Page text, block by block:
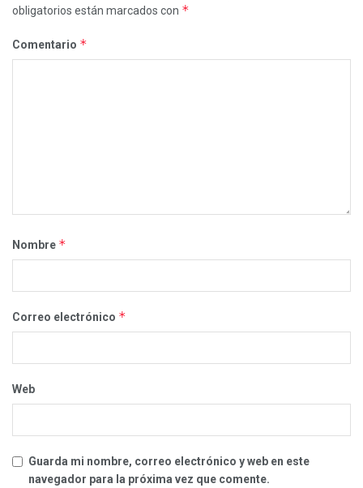
obligatorios están marcados con *
Comentario *
Nombre *
Correo electrónico *
Web
Guarda mi nombre, correo electrónico y web en este
navegador para la próxima vez que comente.